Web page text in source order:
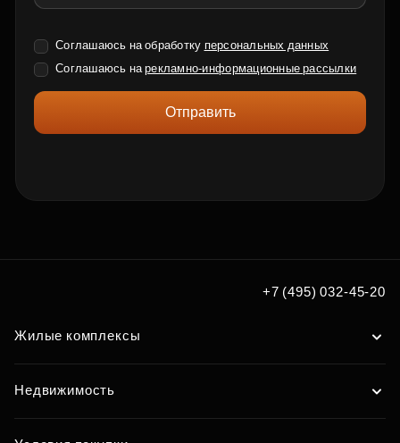
Соглашаюсь на обработку персональных данных
Соглашаюсь нарекламно-информационные рассылки
Отправить
+7 (495) 032-45-20
Жилые комплексы
Недвижимость